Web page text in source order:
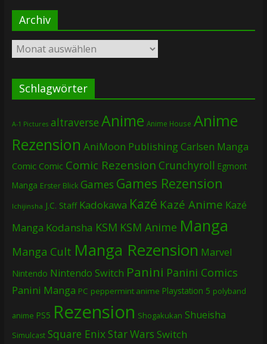
Archiv
Archiv
Schlagwörter
A-1 Pictures altraverse Anime Anime House Anime
Rezension AniMoon PublishingCarlsen Manga
Comic Comic Comic Rezension Crunchyroll Egmont
Manga Erster Blick Games Games Rezension
Ichijinsha J.C. Staff Kadokawa Kazé Kazé Anime Kazé
Manga Kodansha KSM KSM Anime Manga
Manga Cult Manga Rezension Marvel
Nintendo Nintendo Switch Panini Panini Comics
Panini Manga PC peppermint anime Playstation 5 polyband
anime PS5 Rezension Shogakukan Shueisha
Simulcast Square EnixStar Wars Switch